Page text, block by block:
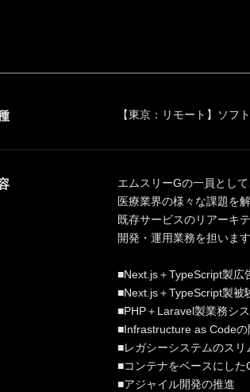
【東京：リモート】ソフ
エムスリーGの一員として
医療業界の様々な課題を
既存サービスのリアーキ
開発・運用業務を担います
■Next.js＋TypeScript製広
■Next.js＋TypeScript製被
■PHP＋Laravel製業務シ
■Infrastructure as Codeの
■レガシーシステムのス
■コンテナをベースにした
■アジャイル開発の推進